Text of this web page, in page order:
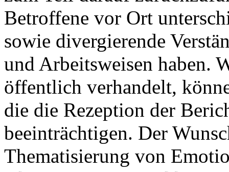
Betroffene vor Ort
sowie divergierende
und Arbeitsweisen haben.
öffentlich verhandelt,
die die Rezeption der
beeinträchtigen. Der
Thematisierung von